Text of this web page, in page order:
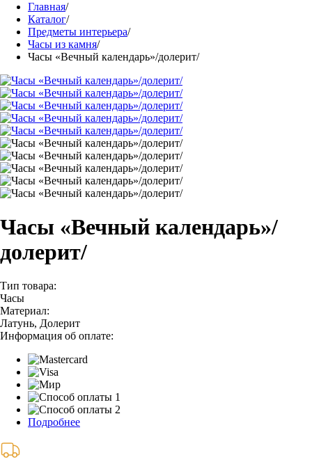
Главная/
Каталог/
Предметы интерьера/
Часы из камня/
Часы «Вечный календарь»/долерит/
Часы «Вечный календарь»/
долерит/
Тип товара:
Часы
Материал:
Латунь, Долерит
Информация об оплате:
Подробнее